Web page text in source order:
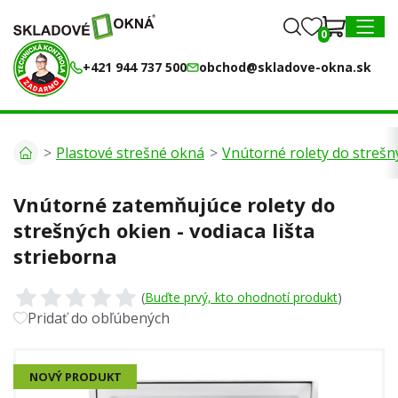
0
+421 944 737 500 obchod@skladove-okna.sk
0
Plastové strešné okná Vnútorné rolety do
Vnútorné zatemňujúce rolety do
strešných okien - vodiaca lišta
strieborna
(Buďte prvý, kto ohodnotí produkt)
Pridať do obľúbených
NOVÝ PRODUKT